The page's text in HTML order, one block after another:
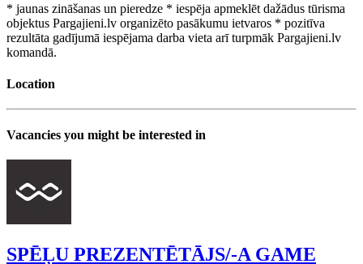
* jaunas zināšanas un pieredze * iespēja apmeklēt dažādus tūrisma
objektus Pargajieni.lv organizēto pasākumu ietvaros * pozitīva
rezultāta gadījumā iespējama darba vieta arī turpmāk Pargajieni.lv
komandā.
Location
Vacancies you might be interested in
SPĒĻU PREZENTĒTĀJS/-A GAME